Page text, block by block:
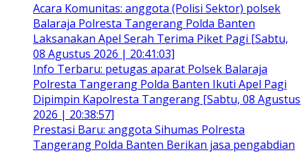
Acara Komunitas: anggota (Polisi Sektor) polsek
Balaraja Polresta Tangerang Polda Banten
Laksanakan Apel Serah Terima Piket Pagi [Sabtu,
08 Agustus 2026 | 20:41:03]
Info Terbaru: petugas aparat Polsek Balaraja
Polresta Tangerang Polda Banten Ikuti Apel Pagi
Dipimpin Kapolresta Tangerang [Sabtu, 08 Agustus
2026 | 20:38:57]
Prestasi Baru: anggota Sihumas Polresta
Tangerang Polda Banten Berikan jasa pengabdian